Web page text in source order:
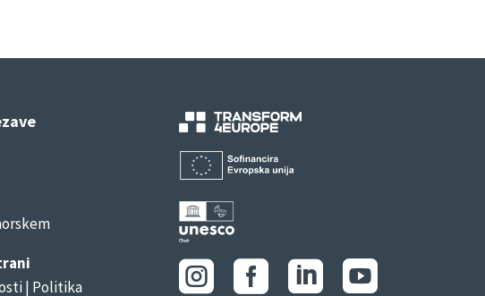
| Politika    